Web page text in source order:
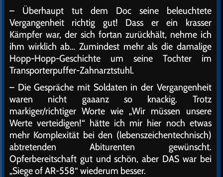
– Überhaupt tut dem Doc seine beleuchtete
Vergangenheit richtig gut! Dass er ein krasser
Kämpfer war, der sich fortan zurückhält, nehme ich
ihm wirklich ab… Zumindest mehr als die damalige
Hopp-Hopp-Geschichte um seine Tochter im
Transporterpuffer-Zahnarztstuhl.
– Die Gespräche mit Soldaten in der Vergangenheit
waren nicht gaaanz so knackig. Trotz
markiger/richtiger Worte wie „Wir müssen unsere
Werte verteidigen!“ hätte ich mir hier noch etwas
mehr Komplexität bei den (lebenszeichentechnisch)
abtretenden Abiturenten gewünscht.
Opferbereitschaft gut und schön, aber DAS war bei
„Siege of AR-558“ wiederum besser.